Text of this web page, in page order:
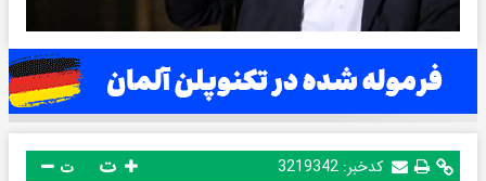
کدخبر: 3219342 ت